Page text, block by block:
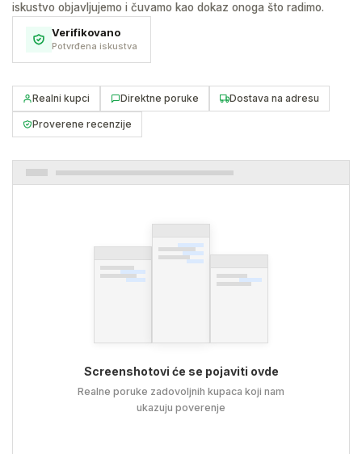
iskustvo objavljujemo i čuvamo kao dokaz onoga što radimo.
Verifikovano
Potvrđena iskustva
Realni kupci Direktne poruke Dostava na adresu
Proverene recenzije
Screenshotovi će se pojaviti ovde
Realne poruke zadovoljnih kupaca koji nam
ukazuju poverenje